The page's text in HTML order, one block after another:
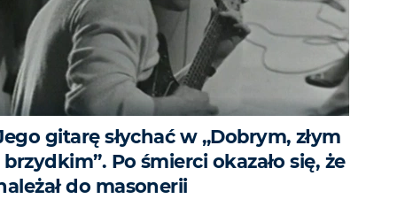
gitarę słychać w „Dobrym, złym
brzydkim”. Po śmierci okazało się, że
do masonerii